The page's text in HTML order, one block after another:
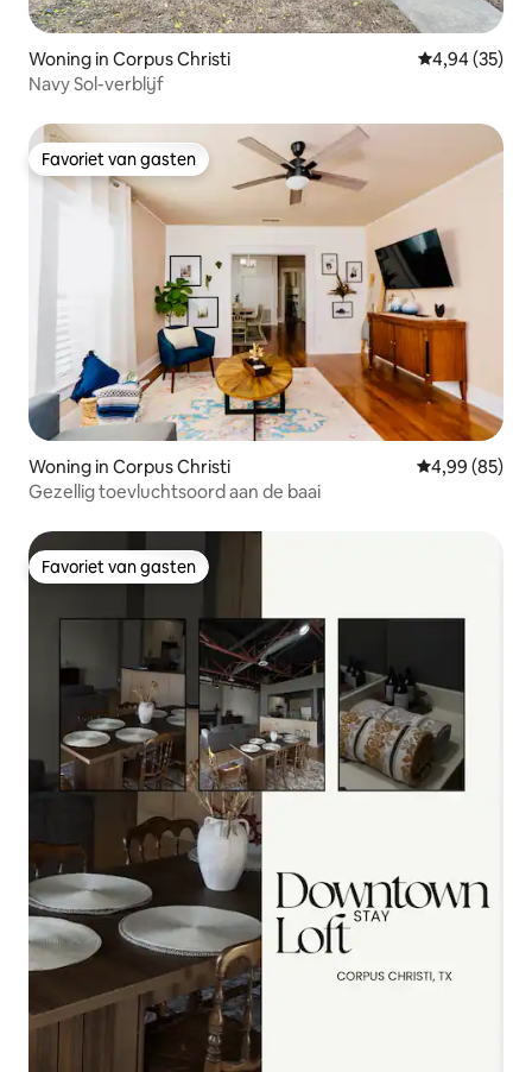
Woning in Corpus Christi Gemiddelde
4,94 (35)
Navy Sol-verblijf
Favoriet van gasten
Favoriet van gasten
Woning in Corpus Christi Gemiddelde
4,99 (85)
Gezellig toevluchtsoord aan de baai
Favoriet van gasten
Favoriet van gasten